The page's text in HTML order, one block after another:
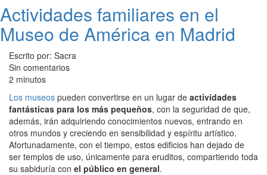
Actividades familiares en el
Museo de América en Madrid
Escrito por: Sacra
Sin comentarios
2 minutos
Los museos pueden convertirse en un lugar de actividades
fantásticas para los más pequeños, con la seguridad de que,
además, irán adquiriendo conocimientos nuevos, entrando en
otros mundos y creciendo en sensibilidad y espíritu artístico.
Afortunadamente, con el tiempo, estos edificios han dejado de
ser templos de uso, únicamente para eruditos, compartiendo toda
su sabiduría con el público en general.